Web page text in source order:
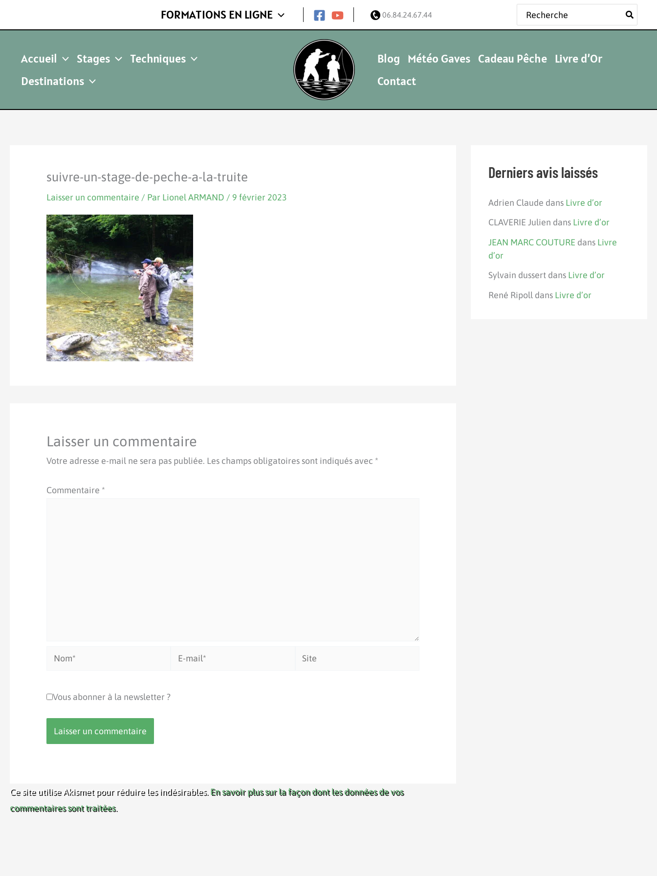
FORMATIONS EN LIGNE 06.84.24.67.44
Rechercher:
Accueil Stages
Techniques
Destinations
Blog Météo Gaves Cadeau Pêche Livre d’Or
Contact
suivre-un-stage-de-peche-a-la-truite
Laisser un commentaire / Par Lionel ARMAND / 9 février 2023
Laisser un commentaire
Votre adresse e-mail ne sera pas publiée. Les champs obligatoires sont indiqués avec *
Commentaire *
Nom* Site
Vous abonner à la newsletter ?
Ce site utilise Akismet pour réduire les indésirables. En savoir plus sur la façon dont les données de vos
commentaires sont traitées.
Derniers avis laissés
Adrien Claude dans Livre d’or
CLAVERIE Julien dans Livre d’or
JEAN MARC COUTURE dans Livre
d’or
Sylvain dussertdans Livre d’or
René Ripolldans Livre d’or